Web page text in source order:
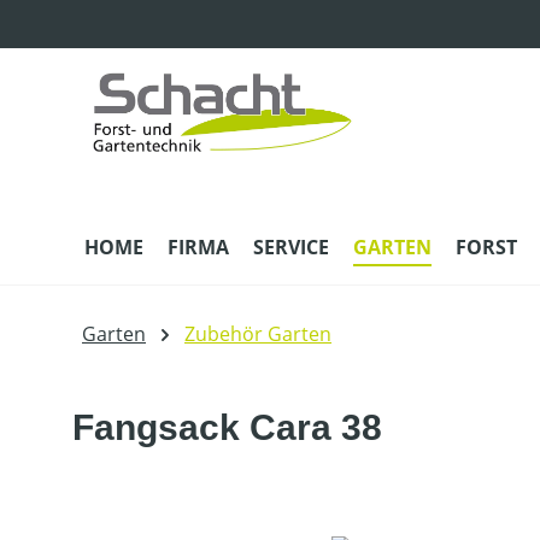
HOME FIRMA SERVICE GARTEN FORST
Garten Zubehör Garten
Fangsack Cara 38